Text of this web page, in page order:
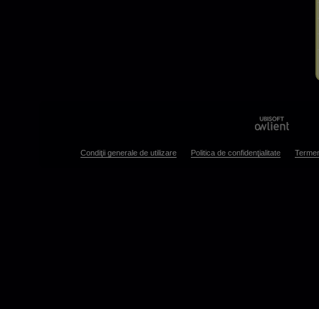
Condiţii generale de utilizare Politica de confidenţialitate